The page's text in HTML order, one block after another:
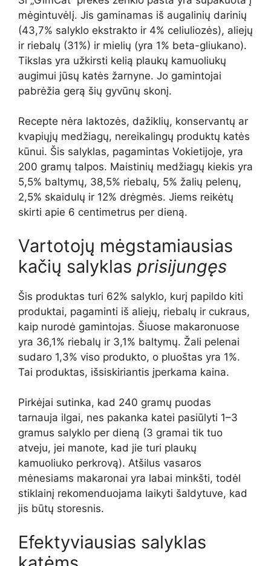
mėgintuvėlį. Jis gaminamas iš augalinių darinių
(43,7% salyklo ekstrakto ir 4% celiuliozės), aliejų
ir riebalų (31%) ir mielių (yra 1% beta-gliukano).
Tikslas yra užkirsti kelią plaukų kamuoliukų
augimui jūsų katės žarnyne. Jo gamintojai
pabrėžia gerą šių gyvūnų skonį.
Recepte nėra laktozės, dažiklių, konservantų ar
kvapiųjų medžiagų, nereikalingų produktų katės
kūnui. Šis salyklas, pagamintas Vokietijoje, yra
200 gramų talpos. Maistinių medžiagų kiekis yra
5,5% baltymų, 38,5% riebalų, 5% žalių pelenų,
2,5% skaidulų ir 12% drėgmės. Jiems reikėtų
skirti apie 6 centimetrus per dieną.
Vartotojų mėgstamiausias
kačių salyklas prisijungęs
Šis produktas turi 62% salyklo, kurį papildo kiti
produktai, pagaminti iš aliejų, riebalų ir cukraus,
kaip nurodė gamintojas. Šiuose makaronuose
yra 36,1% riebalų ir 3,1% baltymų. Žali pelenai
sudaro 1,3% viso produkto, o pluoštas yra 1%.
Tai produktas, išsiskiriantis įperkama kaina.
Pirkėjai sutinka, kad 240 gramų puodas
tarnauja ilgai, nes pakanka katei pasiūlyti 1–3
gramus salyklo per dieną (3 gramai tik tuo
atveju, jei manote, kad jie turi plaukų
kamuoliuko perkrovą). Atšilus vasaros
mėnesiams makaronai yra labai minkšti, todėl
stiklainį rekomenduojama laikyti šaldytuve, kad
jis būtų storesnis.
Efektyviausias salyklas